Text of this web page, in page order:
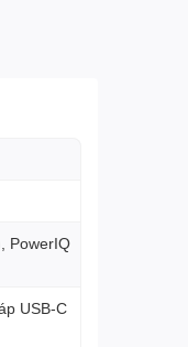
PowerIQ
USB-C